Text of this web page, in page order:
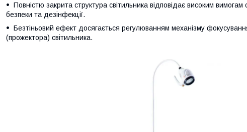
Повністю закрита структура світильника відповідає високим
безпеки та дезінфекції.
Безтіньовий ефект досягається регулюванням механізму
(прожектора) світильника.